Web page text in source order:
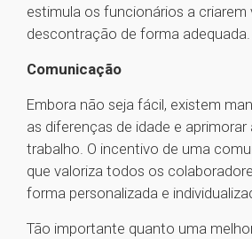
estimula os funcionários a criarem
descontração de forma adequada.
Comunicação
Embora não seja fácil, existem
as diferenças de idade e aprimorar
trabalho. O incentivo de uma
que valoriza todos os
forma personalizada e
Tão importante quanto uma